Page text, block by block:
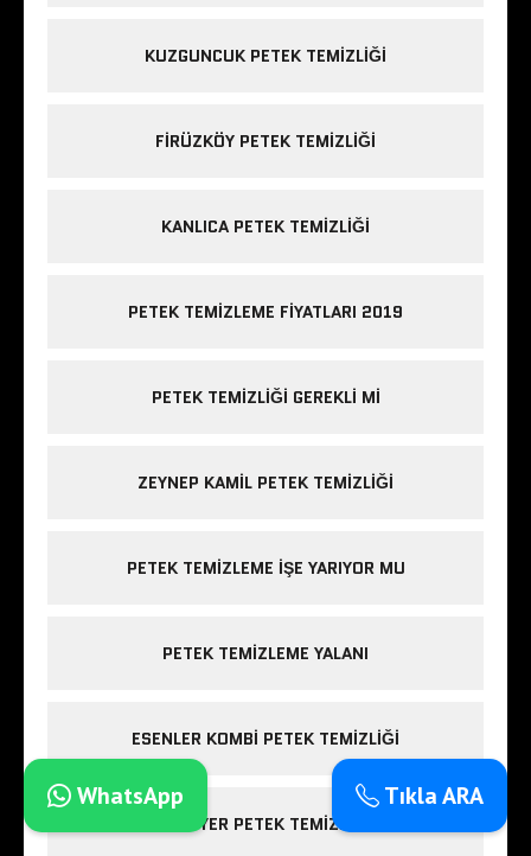
KUZGUNCUK PETEK TEMIZLIĞI
FIRÜZKÖY PETEK TEMIZLIĞI
KANLICA PETEK TEMIZLIĞI
PETEK TEMIZLEME FIYATLARI 2019
PETEK TEMIZLIĞI GEREKLI MI
ZEYNEP KAMIL PETEK TEMIZLIĞI
PETEK TEMIZLEME IŞE YARIYOR MU
PETEK TEMIZLEME YALANI
ESENLER KOMBI PETEK TEMIZLIĞI
SARIYER PETEK TEMIZLIĞI
Tıkla ARA
WhatsApp